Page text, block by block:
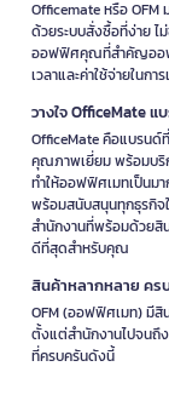
คำถามที่พบบ่
กรรไกร
เหมาะกับงานตัดกร
ทั่วไปในสำนักงาน โร
กับวัสดุที่ตัด
แท่นตัดกระดา
ไม่?
เหมาะมาก เพราะ
ตรงและขนาดสม่ำเ
WESTCOTT
มีหลายรูปแบบ เช่น
Officemate หรือ OFM
ด้วยระบบสั่งซื้อที่ง่าย
ออฟฟิศคุณที่สำคัญออฟ
เวลาและค่าใช้จ่ายในก
วางใจ OfficeMate
OfficeMate คือแบรนด์
คุณภาพเยี่ยม พร้อมบริก
ทำให้ออฟฟิศเมทเป็นม
พร้อมสนับสนุนทุกธุรกิจ
สำนักงานที่พร้อมด้วยสิน
ดีที่สุดสำหรับคุณ
สินค้าหลากหลาย ค
OFM (ออฟฟิศเมท) มี
ตั้งแต่สำนักงานไปจนถึ
ที่ครบครันดังนี้